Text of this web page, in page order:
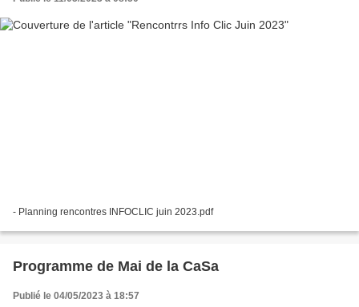
- Planning rencontres INFOCLIC juin 2023.pdf
Programme de Mai de la CaSa
Publié le 04/05/2023 à 18:57